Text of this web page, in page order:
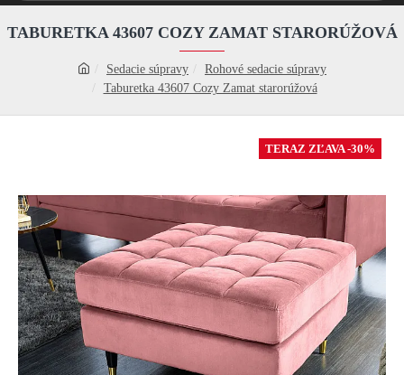
Sedacie súpravy
Rohové sedacie súpravy
Taburetka 43607 Cozy Zamat starorúžová
TABURETKA 43607 COZY ZAMAT STARORÚŽOVÁ
TERAZ ZĽAVA -30%